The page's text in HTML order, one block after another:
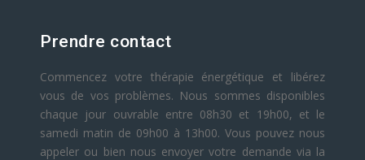
Prendre contact
Commencez votre thérapie énergétique et libérez
vous de vos problèmes. Nous sommes disponibles
chaque jour ouvrable entre 08h30 et 19h00, et le
samedi matin de 09h00 à 13h00. Vous pouvez nous
appeler ou bien nous envoyer votre demande via la